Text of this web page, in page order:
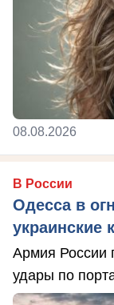
08.08.2026
В России
Одесса в
украинские
Армия России
удары по